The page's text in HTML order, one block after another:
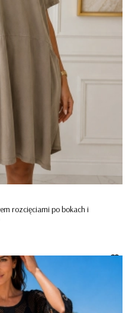
rozcięciami po bokach i